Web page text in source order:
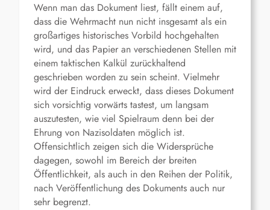
Wenn man das Dokument liest, fällt einem auf,
dass die Wehrmacht nun nicht insgesamt als ein
großartiges historisches Vorbild hochgehalten
wird, und das Papier an verschiedenen Stellen mit
einem taktischen Kalkül zurückhaltend
geschrieben worden zu sein scheint. Vielmehr
wird der Eindruck erweckt, dass dieses Dokument
sich vorsichtig vorwärts tastest, um langsam
auszutesten, wie viel Spielraum denn bei der
Ehrung von Nazisoldaten möglich ist.
Offensichtlich zeigen sich die Widersprüche
dagegen, sowohl im Bereich der breiten
Öffentlichkeit, als auch in den Reihen der Politik,
nach Veröffentlichung des Dokuments auch nur
sehr begrenzt.